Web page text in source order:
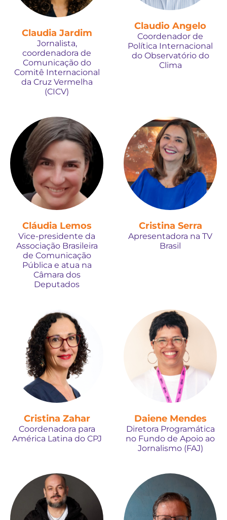
Claudia Jardim
Jornalista,
coordenadora de
Comunicação do
Comitê Internacional
da Cruz Vermelha
(CICV)
Claudio Angelo
Coordenador de
Política Internacional
do Observatório do
Clima
Cláudia Lemos
Vice-presidente da
Associação Brasileira
de Comunicação
Pública e atua na
Câmara dos
Deputados
Cristina Serra
Apresentadora na TV
Brasil
Cristina Zahar
Coordenadora para
América Latina do CPJ
Daiene Mendes
Diretora Programática
no Fundo de Apoio ao
Jornalismo (FAJ)